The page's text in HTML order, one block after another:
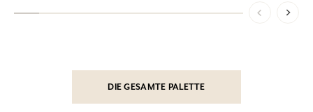
DIE GESAMTE PALETTE